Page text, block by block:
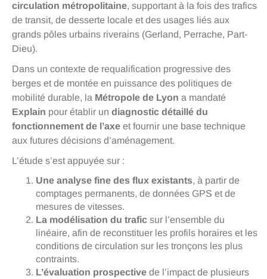
circulation métropolitaine, supportant à la fois des trafics
de transit, de desserte locale et des usages liés aux
grands pôles urbains riverains (Gerland, Perrache, Part-
Dieu).
Dans un contexte de requalification progressive des
berges et de montée en puissance des politiques de
mobilité durable, la Métropole de Lyon a mandaté
Explain pour établir un diagnostic détaillé du
fonctionnement de l’axe et fournir une base technique
aux futures décisions d’aménagement.
L’étude s’est appuyée sur :
Une analyse fine des flux existants, à partir de
comptages permanents, de données GPS et de
mesures de vitesses.
La modélisation du trafic sur l’ensemble du
linéaire, afin de reconstituer les profils horaires et les
conditions de circulation sur les tronçons les plus
contraints.
L’évaluation prospective de l’impact de plusieurs